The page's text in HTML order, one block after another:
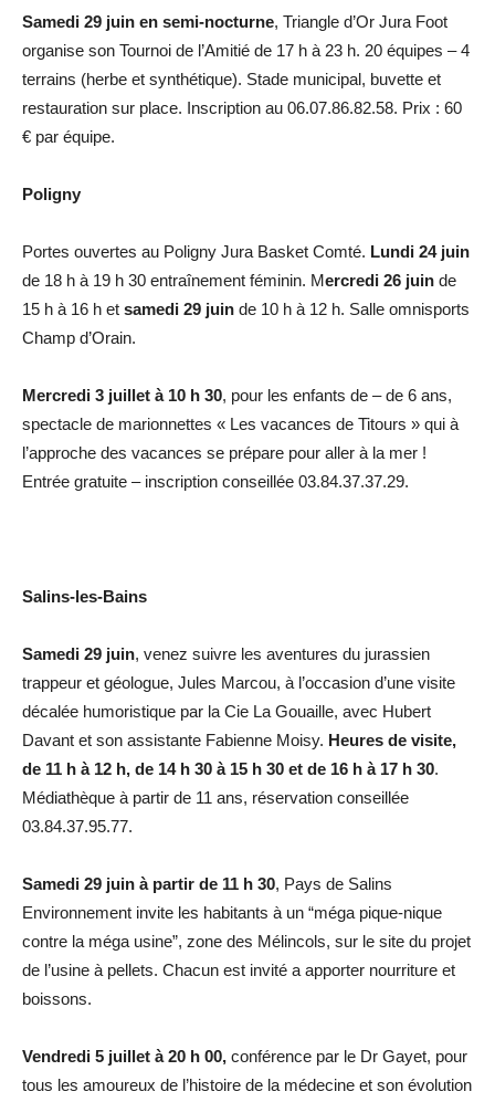
Samedi 29 juin en semi-nocturne, Triangle d’Or Jura Foot
organise son Tournoi de l’Amitié de 17 h à 23 h. 20 équipes – 4
terrains (herbe et synthétique). Stade municipal, buvette et
restauration sur place. Inscription au 06.07.86.82.58. Prix : 60
€ par équipe.
Poligny
Portes ouvertes au Poligny Jura Basket Comté. Lundi 24 juin
de 18 h à 19 h 30 entraînement féminin. Mercredi 26 juin de
15 h à 16 h et samedi 29 juin de 10 h à 12 h. Salle omnisports
Champ d’Orain.
Mercredi 3 juillet à 10 h 30, pour les enfants de – de 6 ans,
spectacle de marionnettes « Les vacances de Titours » qui à
l’approche des vacances se prépare pour aller à la mer !
Entrée gratuite – inscription conseillée 03.84.37.37.29.
Salins-les-Bains
Samedi 29 juin, venez suivre les aventures du jurassien
trappeur et géologue, Jules Marcou, à l’occasion d’une visite
décalée humoristique par la Cie La Gouaille, avec Hubert
Davant et son assistante Fabienne Moisy. Heures de visite,
de 11 h à 12 h, de 14 h 30 à 15 h 30 et de 16 h à 17 h 30.
Médiathèque à partir de 11 ans, réservation conseillée
03.84.37.95.77.
Samedi 29 juin à partir de 11 h 30, Pays de Salins
Environnement invite les habitants à un “méga pique-nique
contre la méga usine”, zone des Mélincols, sur le site du projet
de l’usine à pellets. Chacun est invité a apporter nourriture et
boissons.
Vendredi 5 juillet à 20 h 00, conférence par le Dr Gayet, pour
tous les amoureux de l’histoire de la médecine et son évolution